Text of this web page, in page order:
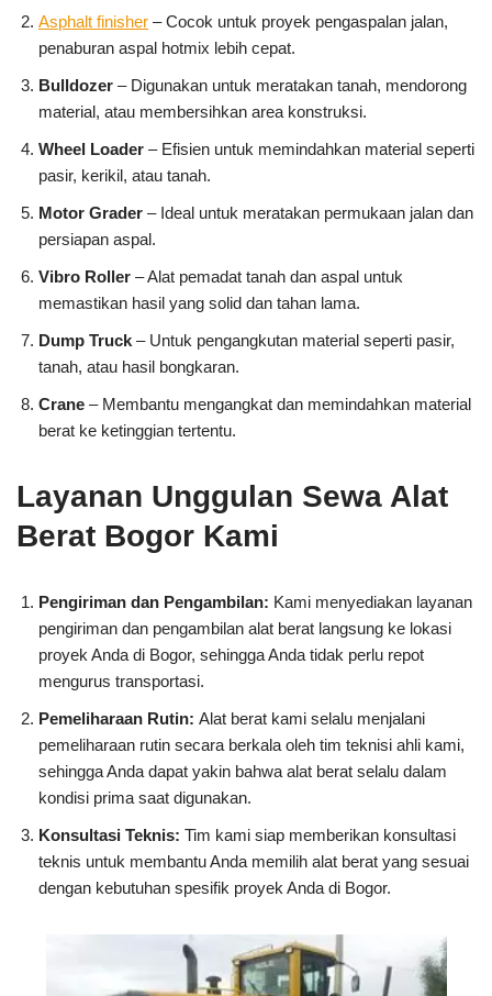
Asphalt finisher – Cocok untuk proyek pengaspalan jalan,
penaburan aspal hotmix lebih cepat.
Bulldozer – Digunakan untuk meratakan tanah, mendorong
material, atau membersihkan area konstruksi.
Wheel Loader – Efisien untuk memindahkan material seperti
pasir, kerikil, atau tanah.
Motor Grader – Ideal untuk meratakan permukaan jalan dan
persiapan aspal.
Vibro Roller – Alat pemadat tanah dan aspal untuk
memastikan hasil yang solid dan tahan lama.
Dump Truck – Untuk pengangkutan material seperti pasir,
tanah, atau hasil bongkaran.
Crane – Membantu mengangkat dan memindahkan material
berat ke ketinggian tertentu.
Layanan Unggulan Sewa Alat
Berat Bogor Kami
Pengiriman dan Pengambilan: Kami menyediakan layanan
pengiriman dan pengambilan alat berat langsung ke lokasi
proyek Anda di Bogor, sehingga Anda tidak perlu repot
mengurus transportasi.
Pemeliharaan Rutin: Alat berat kami selalu menjalani
pemeliharaan rutin secara berkala oleh tim teknisi ahli kami,
sehingga Anda dapat yakin bahwa alat berat selalu dalam
kondisi prima saat digunakan.
Konsultasi Teknis: Tim kami siap memberikan konsultasi
teknis untuk membantu Anda memilih alat berat yang sesuai
dengan kebutuhan spesifik proyek Anda di Bogor.